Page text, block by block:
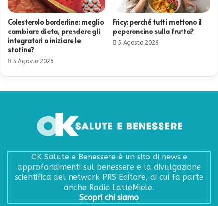
Colesterolo borderline: meglio
cambiare dieta, prendere gli
integratori o iniziare le
statine?
5 Agosto 2026
Fricy: perché tutti mettono il
peperoncino sulla frutta?
5 Agosto 2026
OK Salute e Benessere è un sito di news e
approfondimenti sul benessere e la divulgazione
scientifica del network PRS Editore, di cui fa parte
anche Radio LatteMiele.
Scopri chi siamo